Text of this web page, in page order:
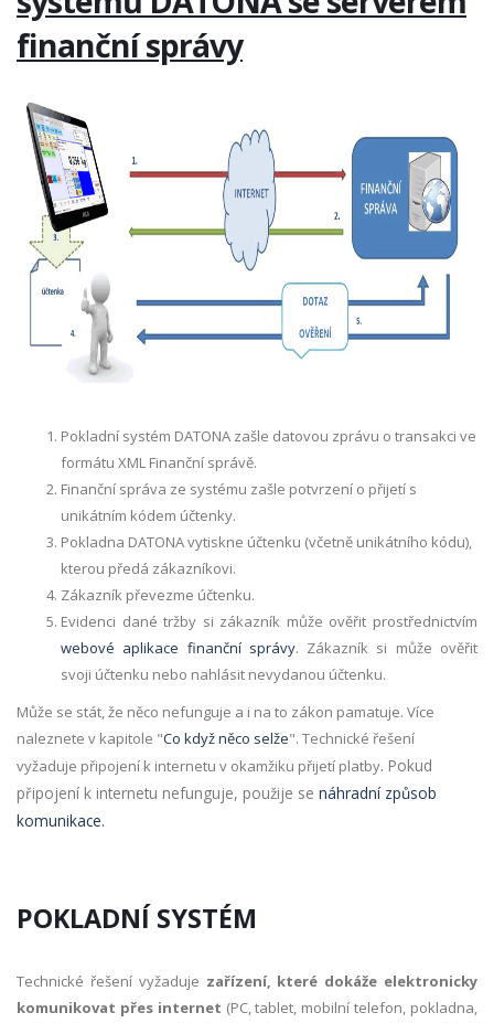
finanční správy
Pokladní systém DATONA zašle datovou zprávu o transakci ve
formátu XML Finanční správě.
Finanční správa ze systému zašle potvrzení o přijetí s
unikátním kódem účtenky.
Pokladna DATONA vytiskne účtenku (včetně unikátního kódu),
kterou předá zákazníkovi.
Zákazník převezme účtenku.
Evidenci dané tržby si zákazník může ověřit prostřednictvím
webové aplikace finanční správy. Zákazník si může ověřit
svoji účtenku nebo nahlásit nevydanou účtenku.
Může se stát, že něco nefunguje a i na to zákon pamatuje. Více
naleznete v kapitole "Co když něco selže". Technické řešení
vyžaduje připojení k internetu v okamžiku přijetí platby. Pokud
připojení k internetu nefunguje, použije se náhradní způsob
komunikace.
POKLADNÍ SYSTÉM
Technické řešení vyžaduje zařízení, které dokáže elektronicky
komunikovat přes internet (PC, tablet, mobilní telefon, pokladna,